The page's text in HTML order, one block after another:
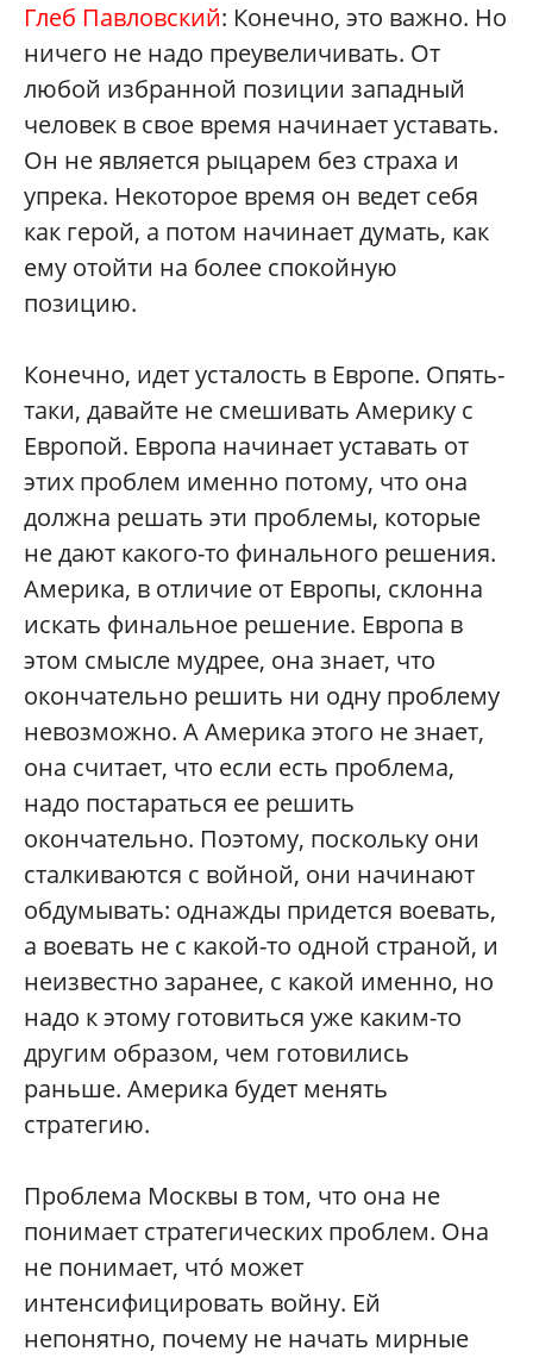
Глеб Павловский: Конечно, это важно. Но
ничего не надо преувеличивать. От
любой избранной позиции западный
человек в свое время начинает уставать.
Он не является рыцарем без страха и
упрека. Некоторое время он ведет себя
как герой, а потом начинает думать, как
ему отойти на более спокойную
позицию.
Конечно, идет усталость в Европе. Опять-
таки, давайте не смешивать Америку с
Европой. Европа начинает уставать от
этих проблем именно потому, что она
должна решать эти проблемы, которые
не дают какого-то финального решения.
Америка, в отличие от Европы, склонна
искать финальное решение. Европа в
этом смысле мудрее, она знает, что
окончательно решить ни одну проблему
невозможно. А Америка этого не знает,
она считает, что если есть проблема,
надо постараться ее решить
окончательно. Поэтому, поскольку они
сталкиваются с войной, они начинают
обдумывать: однажды придется воевать,
а воевать не с какой-то одной страной, и
неизвестно заранее, с какой именно, но
надо к этому готовиться уже каким-то
другим образом, чем готовились
раньше. Америка будет менять
стратегию.
Проблема Москвы в том, что она не
понимает стратегических проблем. Она
не понимает, что́ может
интенсифицировать войну. Ей
непонятно, почему не начать мирные